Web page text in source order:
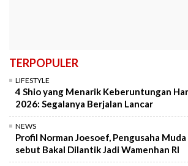
TERPOPULER
LIFESTYLE
4 Shio yang Menarik Keberuntungan
2026: Segalanya Berjalan Lancar
NEWS
Profil Norman Joesoef, Pengusaha
sebut Bakal Dilantik Jadi Wamenhan RI